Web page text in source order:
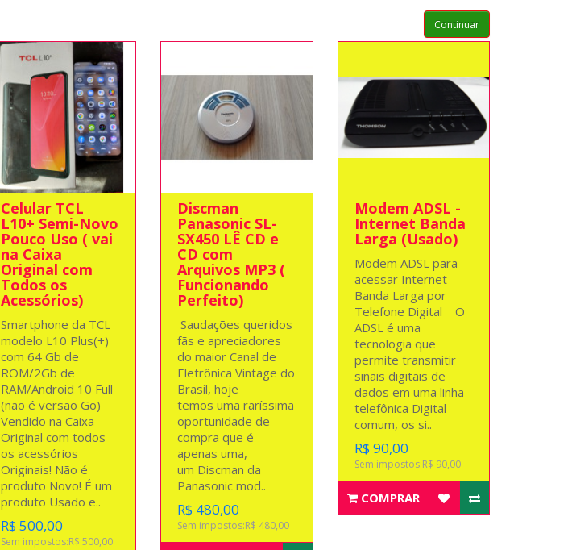
Continuar
Celular TCL
L10+ Semi-Novo
Pouco Uso ( vai
na Caixa
Original com
Todos os
Acessórios)
Smartphone da TCL
modelo L10 Plus(+)
com 64 Gb de
ROM/2Gb de
RAM/Android 10 Full
(não é versão Go)
Vendido na Caixa
Original com todos
os acessórios
Originais! Não é
produto Novo! É um
produto Usado e..
R$ 500,00
Sem impostos:R$ 500,00
Discman
Panasonic SL-
SX450 LÊ CD e
CD com
Arquivos MP3 (
Funcionando
Perfeito)
Saudações queridos
fãs e apreciadores
do maior Canal de
Eletrônica Vintage do
Brasil, hoje
temos uma raríssima
oportunidade de
compra que é
apenas uma,
um Discman da
Panasonic mod..
R$ 480,00
Sem impostos:R$ 480,00
Modem ADSL -
Internet Banda
Larga (Usado)
Modem ADSL para
acessar Internet
Banda Larga por
Telefone Digital O
ADSL é uma
tecnologia que
permite transmitir
sinais digitais de
dados em uma linha
telefônica Digital
comum, os si..
R$ 90,00
Sem impostos:R$ 90,00
COMPRAR